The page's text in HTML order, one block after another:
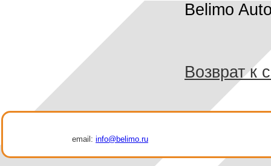
Belimo
Возврат к
email: info@belimo.ru